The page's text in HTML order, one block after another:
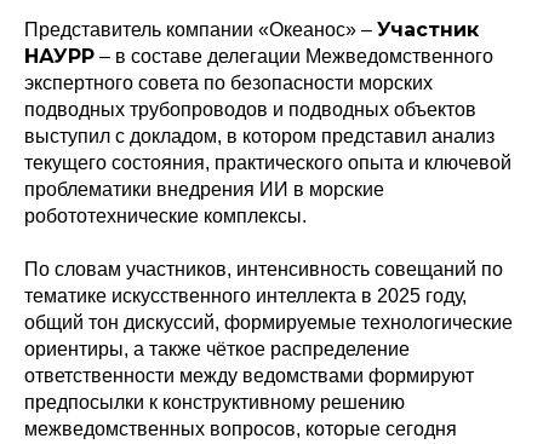
Представитель компании «Океанос» – Участник
НАУРР – в составе делегации Межведомственного
экспертного совета по безопасности морских
подводных трубопроводов и подводных объектов
выступил с докладом, в котором представил анализ
текущего состояния, практического опыта и ключевой
проблематики внедрения ИИ в морские
робототехнические комплексы.
По словам участников, интенсивность совещаний по
тематике искусственного интеллекта в 2025 году,
общий тон дискуссий, формируемые технологические
ориентиры, а также чёткое распределение
ответственности между ведомствами формируют
предпосылки к конструктивному решению
межведомственных вопросов, которые сегодня